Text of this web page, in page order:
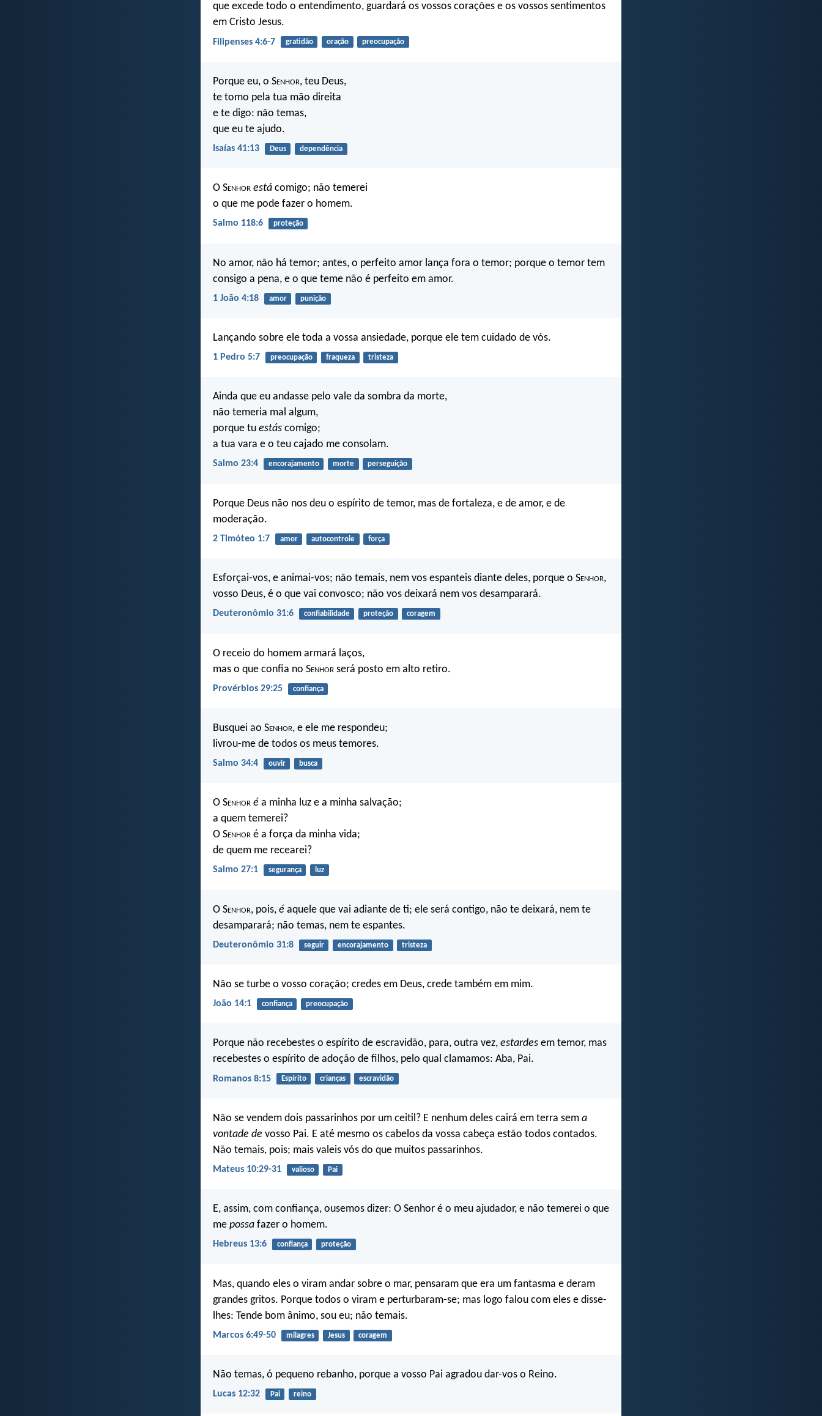
que excede todo o entendimento, guardará os vossos corações e os vossos sentimentos
em Cristo Jesus.
Filipenses 4:6-7 gratidão oração preocupação
Porque eu, o Senhor, teu Deus,
te tomo pela tua mão direita
e te digo: não temas,
que eu te ajudo.
Isaías 41:13 Deus dependência
O Senhor está comigo; não temerei
o que me pode fazer o homem.
Salmo 118:6 proteção
No amor, não há temor; antes, o perfeito amor lança fora o temor; porque o temor tem
consigo a pena, e o que teme não é perfeito em amor.
1 João 4:18 amor punição
Lançando sobre ele toda a vossa ansiedade, porque ele tem cuidado de vós.
1 Pedro 5:7 preocupação fraqueza tristeza
Ainda que eu andasse pelo vale da sombra da morte,
não temeria mal algum,
porque tu estás comigo;
a tua vara e o teu cajado me consolam.
Salmo 23:4 encorajamento morte perseguição
Porque Deus não nos deu o espírito de temor, mas de fortaleza, e de amor, e de
moderação.
2 Timóteo 1:7 amor autocontrole força
Esforçai-vos, e animai-vos; não temais, nem vos espanteis diante deles, porque o Senhor,
vosso Deus, é o que vai convosco; não vos deixará nem vos desamparará.
Deuteronômio 31:6 confiabilidade proteção coragem
O receio do homem armará laços,
mas o que confia no Senhor será posto em alto retiro.
Provérbios 29:25 confiança
Busquei ao Senhor, e ele me respondeu;
livrou-me de todos os meus temores.
Salmo 34:4 ouvir busca
O Senhor é a minha luz e a minha salvação;
a quem temerei?
O Senhor é a força da minha vida;
de quem me recearei?
Salmo 27:1 segurança luz
O Senhor, pois, é aquele que vai adiante de ti; ele será contigo, não te deixará, nem te
desamparará; não temas, nem te espantes.
Deuteronômio 31:8 seguir encorajamento tristeza
Não se turbe o vosso coração; credes em Deus, crede também em mim.
João 14:1 confiança preocupação
Porque não recebestes o espírito de escravidão, para, outra vez, estardes em temor, mas
recebestes o espírito de adoção de filhos, pelo qual clamamos: Aba, Pai.
Romanos 8:15 Espírito crianças escravidão
Não se vendem dois passarinhos por um ceitil? E nenhum deles cairá em terra sem a
vontade de vosso Pai. E até mesmo os cabelos da vossa cabeça estão todos contados.
Não temais, pois; mais valeis vós do que muitos passarinhos.
Mateus 10:29-31 valioso Pai
E, assim, com confiança, ousemos dizer: O Senhor é o meu ajudador, e não temerei o que
me possa fazer o homem.
Hebreus 13:6 confiança proteção
Mas, quando eles o viram andar sobre o mar, pensaram que era um fantasma e deram
grandes gritos. Porque todos o viram e perturbaram-se; mas logo falou com eles e disse-
lhes: Tende bom ânimo, sou eu; não temais.
Marcos 6:49-50 milagres Jesus coragem
Não temas, ó pequeno rebanho, porque a vosso Pai agradou dar-vos o Reino.
Lucas 12:32 Pai reino